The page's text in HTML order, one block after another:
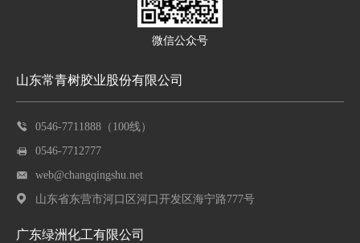
微信公众号
山东常青树胶业股份有限公司
0546-7711888（100线）
0546-7712777
web@changqingshu.net
山东省东营市河口区河口开发区海宁路777号
广东绿洲化工有限公司